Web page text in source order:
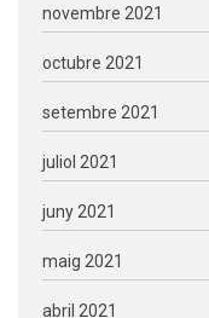
novembre 2021
octubre 2021
setembre 2021
juliol 2021
juny 2021
maig 2021
abril 2021